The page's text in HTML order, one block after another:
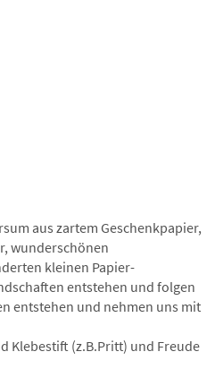
aus zartem Geschenkpapier,
wunderschönen
kleinen Papier-
entstehen und folgen
entstehen und nehmen uns mit
Klebestift (z.B.Pritt) und Freude